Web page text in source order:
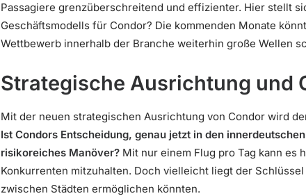
Passagiere grenzüberschreitend und effizienter. Hier stellt
Geschäftsmodells für Condor? Die kommenden Monate
Wettbewerb innerhalb der Branche weiterhin große Wellen
Strategische Ausrichtung und
Mit der neuen strategischen Ausrichtung von Condor wird
Ist Condors Entscheidung, genau jetzt in den
risikoreiches Manöver? Mit nur einem Flug pro Tag kann es
Konkurrenten mitzuhalten. Doch vielleicht liegt der
zwischen Städten ermöglichen könnten.